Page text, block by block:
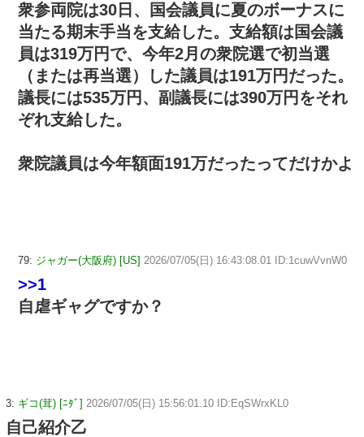
衆参両院は30日、国会議員に夏のボーナスに
当たる期末手当を支給した。支給額は国会議
員は319万円で、今年2月の衆院選で初当選
（または再当選）した議員は191万円だった。
議長には535万円、副議長には390万円をそれ
ぞれ支給した。
衆院議員は今年額面191万だったってだけかよ
79: ジャガー(大阪府) [US] 2026/07/05(日) 16:43:08.01 ID:1cuwVvnW0
>>1
自虐ギャグですか？
3: ギコ(茸) [ﾆﾀﾞ] 2026/07/05(日) 15:56:01.10 ID:EqSWrxKL0
自己紹介乙